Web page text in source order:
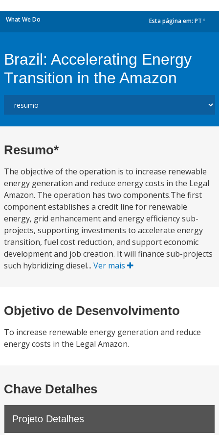
What We Do Esta página em: PT
Brazil: Accelerating Energy
Transition in the Amazon
Resumo*
The objective of the operation is to increase renewable
energy generation and reduce energy costs in the Legal
Amazon. The operation has two components.The first
component establishes a credit line for renewable
energy, grid enhancement and energy efficiency sub-
projects, supporting investments to accelerate energy
transition, fuel cost reduction, and support economic
development and job creation. It will finance sub-projects
such hybridizing diesel... Ver mais
Objetivo de Desenvolvimento
To increase renewable energy generation and reduce
energy costs in the Legal Amazon.
Chave Detalhes
Projeto Detalhes